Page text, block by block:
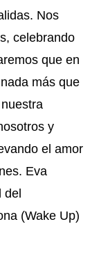
Nos
celebrando
que en
más que
y
el amor
Eva
del
(Wake Up)